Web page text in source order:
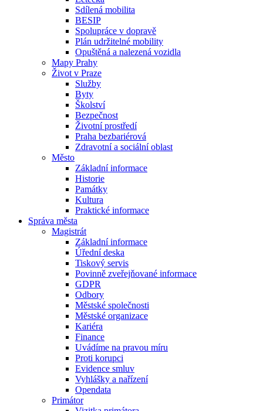
Sdílená mobilita
BESIP
Spolupráce v dopravě
Plán udržitelné mobility
Opuštěná a nalezená vozidla
Mapy Prahy
Život v Praze
Služby
Byty
Školství
Bezpečnost
Životní prostředí
Praha bezbariérová
Zdravotní a sociální oblast
Město
Základní informace
Historie
Památky
Kultura
Praktické informace
Správa města
Magistrát
Základní informace
Úřední deska
Tiskový servis
Povinně zveřejňované informace
GDPR
Odbory
Městské společnosti
Městské organizace
Kariéra
Finance
Uvádíme na pravou míru
Proti korupci
Evidence smluv
Vyhlášky a nařízení
Opendata
Primátor